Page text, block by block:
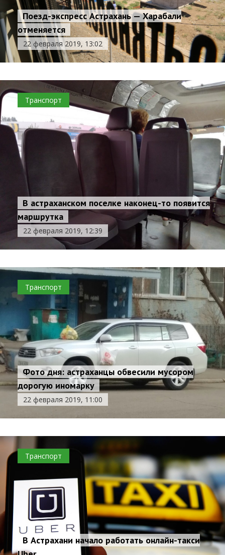
Поезд-экспресс Астрахань — Харабали
отменяется
22 февраля 2019, 13:02
Транспорт
В астраханском поселке наконец-то появится
маршрутка
22 февраля 2019, 12:39
Транспорт
Фото дня: астраханцы обвесили мусором
дорогую иномарку
22 февраля 2019, 11:00
Транспорт
В Астрахани начало работать онлайн-такси